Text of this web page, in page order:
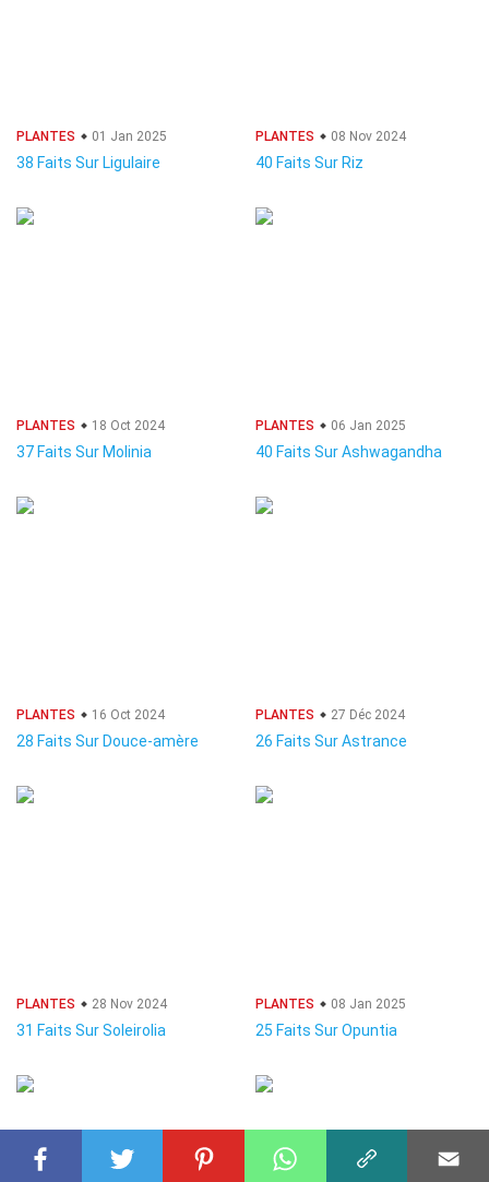
PLANTES 01 Jan 2025
38 Faits Sur Ligulaire
PLANTES 08 Nov 2024
40 Faits Sur Riz
PLANTES 18 Oct 2024
37 Faits Sur Molinia
PLANTES 06 Jan 2025
40 Faits Sur Ashwagandha
PLANTES 16 Oct 2024
28 Faits Sur Douce-amère
PLANTES 27 Déc 2024
26 Faits Sur Astrance
PLANTES 28 Nov 2024
31 Faits Sur Soleirolia
PLANTES 08 Jan 2025
25 Faits Sur Opuntia